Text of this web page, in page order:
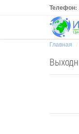
Телефон:
Главная